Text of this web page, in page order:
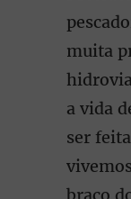
muita
a vida
ser